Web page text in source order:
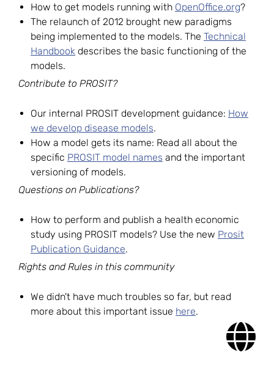
How to get models running with OpenOffice.org?
The relaunch of 2012 brought new paradigms
being implemented to the models. The Technical
Handbook describes the basic functioning of the
models.
Contribute to PROSIT?
Our internal PROSIT development guidance: How
we develop disease models.
How a model gets its name: Read all about the
specific PROSIT model names and the important
versioning of models.
Questions on Publications?
How to perform and publish a health economic
study using PROSIT models? Use the new Prosit
Publication Guidance.
Rights and Rules in this community
We didn't have much troubles so far, but read
more about this important issue here.